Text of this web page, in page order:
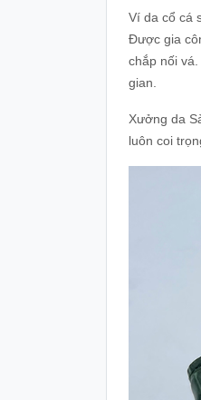
Ví da cổ cá
Được gia
chắp nối
gian.
Xưởng da
luôn coi